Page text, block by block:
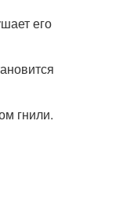
его
гнили.